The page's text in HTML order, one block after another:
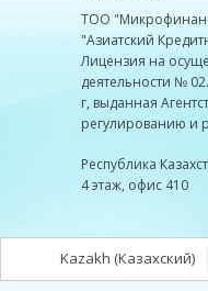
ТОО
"Азиатский
Лицензия на
деятельности №
г, выданная
регулированию и
Республика
4 этаж, офис 410
Kazakh (Казахский)